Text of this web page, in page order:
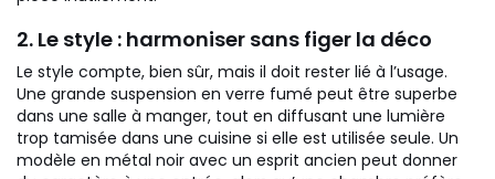
2. Le style : harmoniser sans figer la déco
Le style compte, bien sûr, mais il doit rester lié à l’usage.
Une grande suspension en verre fumé peut être superbe
dans une salle à manger, tout en diffusant une lumière
trop tamisée dans une cuisine si elle est utilisée seule. Un
modèle en métal noir avec un esprit ancien peut donner